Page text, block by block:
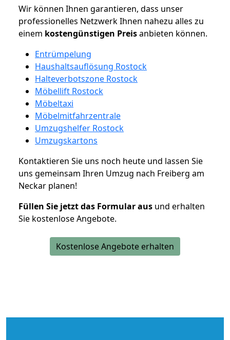
Wir können Ihnen garantieren, dass unser
professionelles Netzwerk Ihnen nahezu alles zu
einem kostengünstigen Preisanbieten können.
Entrümpelung
Haushaltsauflösung Rostock
Halteverbotszone Rostock
Möbellift Rostock
Möbeltaxi
Möbelmitfahrzentrale
Umzugshelfer Rostock
Umzugskartons
Kontaktieren Sie uns noch heute und lassen Sie
uns gemeinsam Ihren Umzug nach Freiberg am
Neckar planen!
Füllen Sie jetzt das Formular aus und erhalten
Sie kostenlose Angebote.
Kostenlose Angebote erhalten